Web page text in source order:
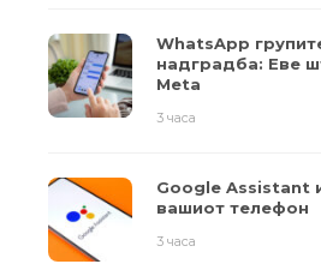
WhatsApp
надградба: Еве
Meta
3 часа
Google Assistant
вашиот телефон
3 часа